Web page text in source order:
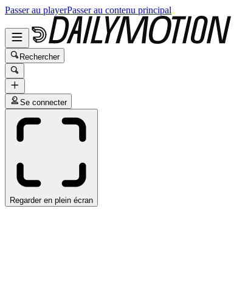
Passer au playerPasser au contenu principal
Rechercher
Se connecter
Regarder en plein écran